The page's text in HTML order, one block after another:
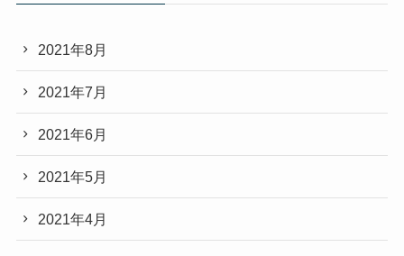
2021年8月
2021年7月
2021年6月
2021年5月
2021年4月